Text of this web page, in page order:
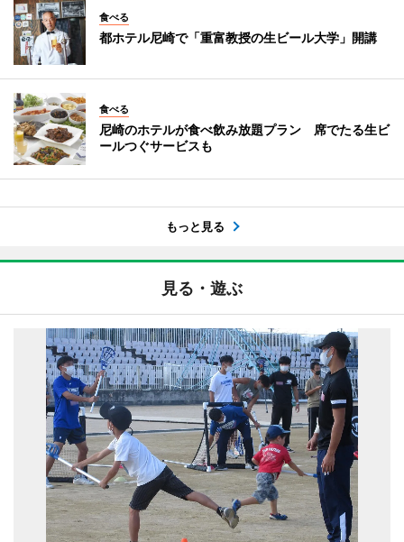
食べる
都ホテル尼崎で「重富教授の生ビール大学」開講
食べる
尼崎のホテルが食べ飲み放題プラン 席でたる生ビ
ールつぐサービスも
もっと見る
見る・遊ぶ